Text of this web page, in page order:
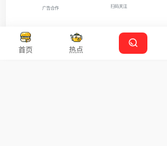
首页 热点
广告合作 扫码关注
Copyright © 2026沪ICP备2021007899号-5